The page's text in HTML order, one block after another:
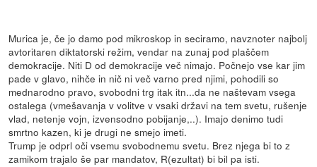
Murica je, če jo damo pod mikroskop in seciramo, navznoter najbolj
avtoritaren diktatorski režim, vendar na zunaj pod plaščem
demokracije. Niti D od demokracije več nimajo. Počnejo vse kar jim
pade v glavo, nihče in nič ni več varno pred njimi, pohodili so
mednarodno pravo, svobodni trg itak itn...da ne naštevam vsega
ostalega (vmešavanja v volitve v vsaki državi na tem svetu, rušenje
vlad, netenje vojn, izvensodno pobijanje,..). Imajo denimo tudi
smrtno kazen, ki je drugi ne smejo imeti.
Trump je odprl oči vsemu svobodnemu svetu. Brez njega bi to z
zamikom trajalo še par mandatov, R(ezultat) bi bil pa isti.